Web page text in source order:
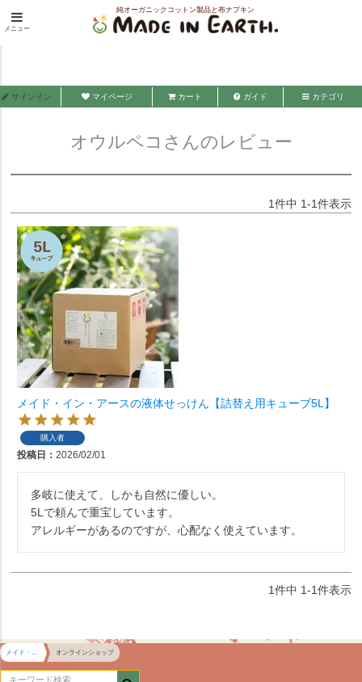
純オーガニックコットン製品と布ナプキン
メイド・イン・アース
メニュー
HOME オウルペコさんのレビュー
サインイン マイページ カート ガイド カテゴリ
オウルペコさんのレビュー
1件中 1-1件表示
メイド・イン・アースの液体せっけん【詰替え用キューブ5L】
購入者
投稿日 2026/02/01
多岐に使えて、しかも自然に優しい。
5Lで頼んで重宝しています。
アレルギーがあるのですが、心配なく使えています。
1件中 1-1件表示
メイド・イン・アース HOME オンラインショップ